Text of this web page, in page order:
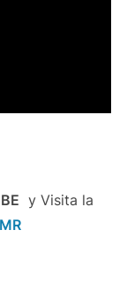
y Visita la